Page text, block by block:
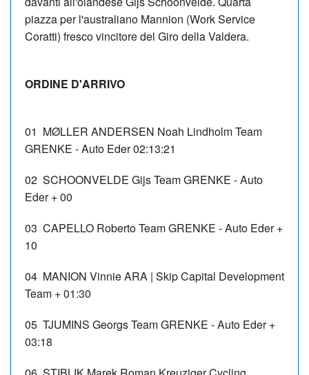
piazza per l'australiano Mannion (Work Service
Coratti) fresco vincitore del Giro della Valdera.
ORDINE D'ARRIVO
01 MØLLER ANDERSEN Noah LindholmTeam
GRENKE - Auto Eder02:13:21
02 SCHOONVELDE GijsTeam GRENKE - Auto
Eder + 00
03 CAPELLO RobertoTeam GRENKE - Auto Eder +
10
04 MANION VinnieARA | Skip Capital Development
Team + 01:30
05 TJUMINS GeorgsTeam GRENKE - Auto Eder +
03:18